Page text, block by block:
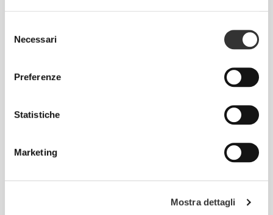
delNecessari
Preferenze
Statistiche
Marketing
Mostra dettagli